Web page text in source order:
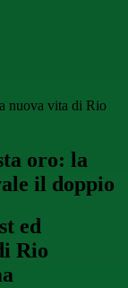
nuova vita di Rio
oro: la
il doppio
ed
Rio